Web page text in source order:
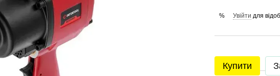
% Увійти для
Купити